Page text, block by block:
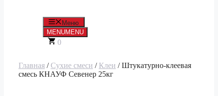
Меню
MENUMENU
0
Главная /Сухие смеси / Клеи / Штукатурно-клеевая
смесь КНАУФ Севенер 25кг